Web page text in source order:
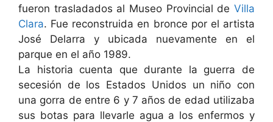
fueron trasladados al Museo Provincial de Villa
Clara. Fue reconstruida en bronce por el artista
José Delarra y ubicada nuevamente en el
parque en el año 1989.
La historia cuenta que durante la guerra de
secesión de los Estados Unidos un niño con
una gorra de entre 6 y 7 años de edad utilizaba
sus botas para llevarle agua a los enfermos y